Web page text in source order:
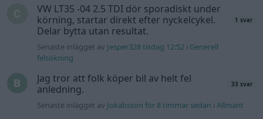
VW LT35 -04 2.5 TDI dör sporadiskt under
körning, startar direkt efter nyckelcykel.
Delar bytta utan resultat.
1 svar
Senaste inlägget av Jesper328 tisdag 12:52 i Generell
felsökning
Jag tror att folk köper bil av helt fel
anledning.
33 svar
Senaste inlägget av Jokabsson för 8 timmar sedan iAllmänt